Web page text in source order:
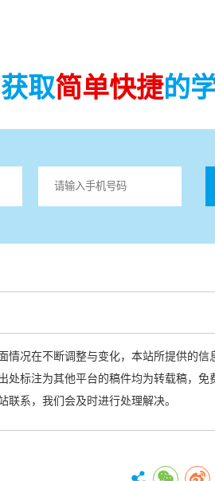
获取简单快捷的
情况在不断调整与变化，本站所提供的
处标注为其他平台的稿件均为转载稿，
联系，我们会及时进行处理解决。